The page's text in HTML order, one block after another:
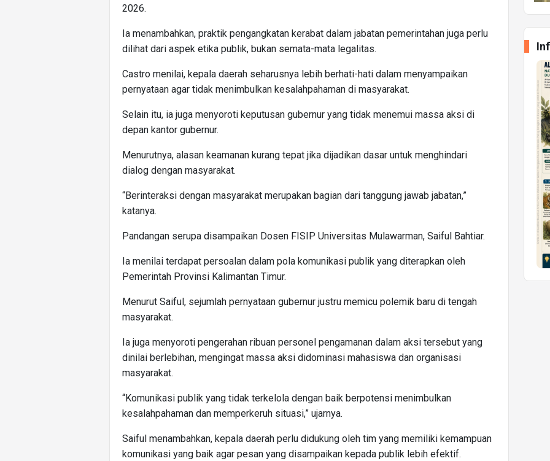
2026.
Ia menambahkan, praktik pengangkatan kerabat dalam jabatan pemerintahan juga perlu
dilihat dari aspek etika publik, bukan semata-mata legalitas.
Castro menilai, kepala daerah seharusnya lebih berhati-hati dalam menyampaikan
pernyataan agar tidak menimbulkan kesalahpahaman di masyarakat.
Selain itu, ia juga menyoroti keputusan gubernur yang tidak menemui massa aksi di
depan kantor gubernur.
Menurutnya, alasan keamanan kurang tepat jika dijadikan dasar untuk menghindari
dialog dengan masyarakat.
“Berinteraksi dengan masyarakat merupakan bagian dari tanggung jawab jabatan,”
katanya.
Pandangan serupa disampaikan Dosen FISIP Universitas Mulawarman, Saiful Bahtiar.
Ia menilai terdapat persoalan dalam pola komunikasi publik yang diterapkan oleh
Pemerintah Provinsi Kalimantan Timur.
Menurut Saiful, sejumlah pernyataan gubernur justru memicu polemik baru di tengah
masyarakat.
Ia juga menyoroti pengerahan ribuan personel pengamanan dalam aksi tersebut yang
dinilai berlebihan, mengingat massa aksi didominasi mahasiswa dan organisasi
masyarakat.
“Komunikasi publik yang tidak terkelola dengan baik berpotensi menimbulkan
kesalahpahaman dan memperkeruh situasi,” ujarnya.
Saiful menambahkan, kepala daerah perlu didukung oleh tim yang memiliki kemampuan
komunikasi yang baik agar pesan yang disampaikan kepada publik lebih efektif.